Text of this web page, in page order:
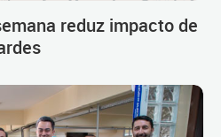
reduz impacto de